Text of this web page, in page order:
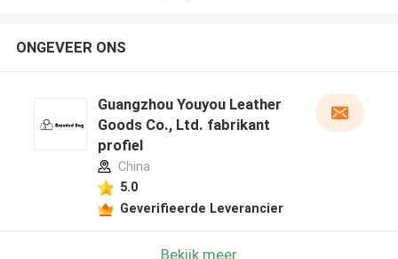
ONGEVEER ONS
Guangzhou Youyou Leather
Goods Co., Ltd. fabrikant
profiel
China
5.0
Geverifieerde Leverancier
Bekijk meer